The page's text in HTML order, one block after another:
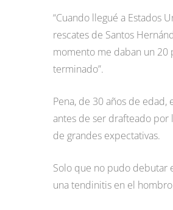
“Cuando llegué a Estados
rescates de Santos
momento me daban un
terminado”.
Pena, de 30 años de edad,
antes de ser drafteado por
de grandes expectativas.
Solo que no pudo debutar
una tendinitis en el